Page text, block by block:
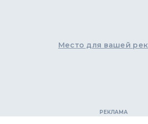
Место для вашей